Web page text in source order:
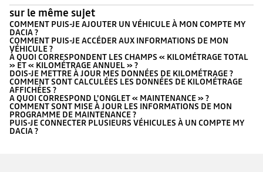
sur le même sujet
COMMENT PUIS-JE AJOUTER UN VÉHICULE À MON COMPTE MY
DACIA ?
COMMENT PUIS-JE ACCÉDER AUX INFORMATIONS DE MON
VÉHICULE ?
À QUOI CORRESPONDENT LES CHAMPS « KILOMÉTRAGE TOTAL
» ET « KILOMÉTRAGE ANNUEL » ?
DOIS-JE METTRE À JOUR MES DONNÉES DE KILOMÉTRAGE ?
COMMENT SONT CALCULÉES LES DONNÉES DE KILOMÉTRAGE
AFFICHÉES ?
A QUOI CORRESPOND L'ONGLET « MAINTENANCE » ?
COMMENT SONT MISE À JOUR LES INFORMATIONS DE MON
PROGRAMME DE MAINTENANCE ?
PUIS-JE CONNECTER PLUSIEURS VÉHICULES À UN COMPTE MY
DACIA ?